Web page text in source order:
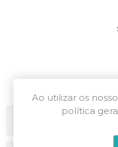
Ao utilizar os
política